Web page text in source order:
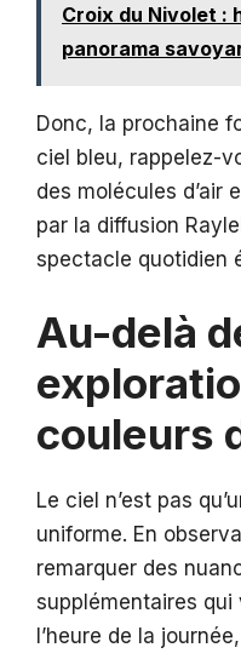
Croix du Nivolet :
panorama
Donc, la prochaine
ciel bleu, rappelez-
des molécules d’air
par la diffusion
spectacle quotidien
Au-delà
couleurs
Le ciel n’est pas
uniforme. En
remarquer des
supplémentaires
l’heure de la